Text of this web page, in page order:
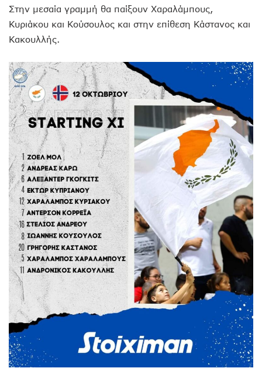
Στην μεσαία γραμμή θα παίξουν Χαραλάμπους,
Κυριάκου και Κούσουλος και στην επίθεση Κάστανος και
Κακουλλής.